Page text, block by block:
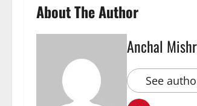
About The Author
Anchal
See